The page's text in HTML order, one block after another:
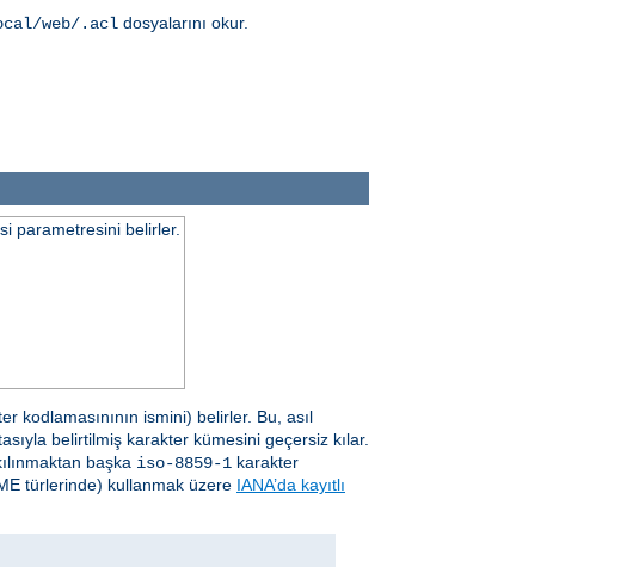
web/.acl dosyalarını okur.
parametresini belirler.
kodlamasınının ismini) belirler. Bu, asıl
belirtilmiş karakter kümesini geçersiz kılar.
başka iso-8859-1 karakter
türlerinde) kullanmak üzere IANA’da kayıtlı